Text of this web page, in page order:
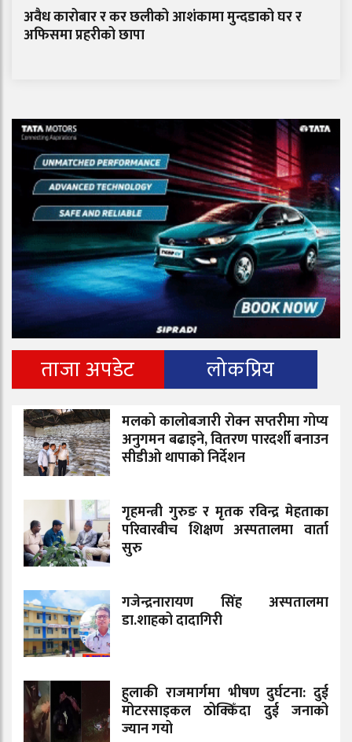
अवैध कारोबार र कर छलीको आशंकामा मुन्दडाको घर र
अफिसमा प्रहरीको छापा
ताजा अपडेट लोकप्रिय
मलको कालोबजारी रोक्न सप्तरीमा गोप्य
अनुगमन बढाइने, वितरण पारदर्शी बनाउन
सीडीओ थापाको निर्देशन
गृहमन्त्री गुरुङ र मृतक रविन्द्र मेहताका
परिवारबीच शिक्षण अस्पतालमा वार्ता
सुरु
गजेन्द्रनारायण सिंह अस्पतालमा
डा.शाहको दादागिरी
हुलाकी राजमार्गमा भीषण दुर्घटना: दुई
मोटरसाइकल ठोक्किँदा दुई जनाको
ज्यान गयो